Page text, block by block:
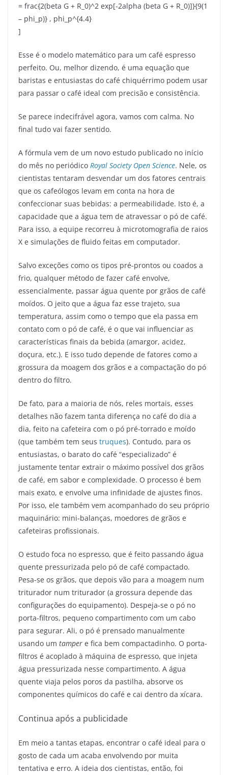
= frac{2(beta G + R_0)^2 exp[-2alpha (beta G + R_0)]}{9(1
– phi_p)} , phi_p^{4.4}
]
Esse é o modelo matemático para um café espresso
perfeito. Ou, melhor dizendo, é uma equação que
baristas e entusiastas do café chiquérrimo podem usar
para passar o café ideal com precisão e consistência.
Se parece indecifrável agora, vamos com calma. No
final tudo vai fazer sentido.
A fórmula vem de um novo estudo publicado no início
do mês no periódico Royal Society Open Science. Nele, os
cientistas tentaram desvendar um dos fatores centrais
que os cafeólogos levam em conta na hora de
confeccionar suas bebidas: a permeabilidade. Isto é, a
capacidade que a água tem de atravessar o pó de café.
Para isso, a equipe recorreu à microtomografia de raios
X e simulações de fluido feitas em computador.
Salvo exceções como os tipos pré-prontos ou coados a
frio, qualquer método de fazer café envolve,
essencialmente, passar água quente por grãos de café
moídos. O jeito que a água faz esse trajeto, sua
temperatura, assim como o tempo que ela passa em
contato com o pó de café, é o que vai influenciar as
características finais da bebida (amargor, acidez,
doçura, etc.). E isso tudo depende de fatores como a
grossura da moagem dos grãos e a compactação do pó
dentro do filtro.
De fato, para a maioria de nós, reles mortais, esses
detalhes não fazem tanta diferença no café do dia a
dia, feito na cafeteira com o pó pré-torrado e moído
(que também tem seus truques). Contudo, para os
entusiastas, o barato do café “especializado” é
justamente tentar extrair o máximo possível dos grãos
de café, em sabor e complexidade. O processo é bem
mais exato, e envolve uma infinidade de ajustes finos.
Por isso, ele também vem acompanhado do seu próprio
maquinário: mini-balanças, moedores de grãos e
cafeteiras profissionais.
O estudo foca no espresso, que é feito passando água
quente pressurizada pelo pó de café compactado.
Pesa-se os grãos, que depois vão para a moagem num
triturador num triturador (a grossura depende das
configurações do equipamento). Despeja-se o pó no
porta-filtros, pequeno compartimento com um cabo
para segurar. Ali, o pó é prensado manualmente
usando um tamper e fica bem compactadinho. O porta-
filtros é acoplado à máquina de espresso, que injeta
água pressurizada nesse compartimento. A água
quente viaja pelos poros da pastilha, absorve os
componentes químicos do café e cai dentro da xícara.
Continua após a publicidade
Em meio a tantas etapas, encontrar o café ideal para o
gosto de cada um acaba envolvendo por muita
tentativa e erro. A ideia dos cientistas, então, foi